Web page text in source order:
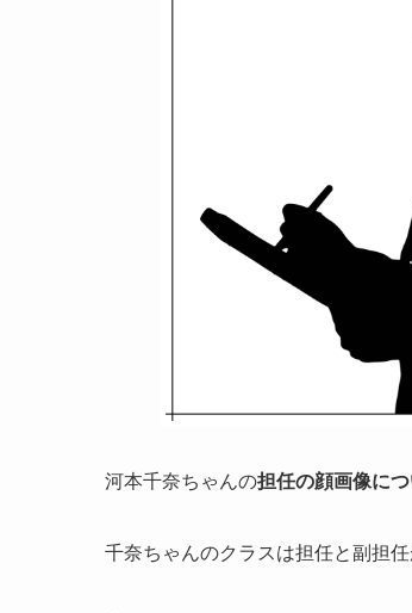
河本千奈ちゃんの担任の顔画像に
千奈ちゃんのクラスは担任と副担